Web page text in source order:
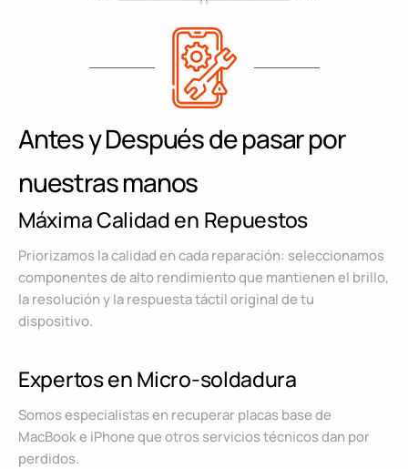
Antes y Después de pasar por
nuestras manos
Máxima Calidad en Repuestos
Priorizamos la calidad en cada reparación: seleccionamos
componentes de alto rendimiento que mantienen el brillo,
la resolución y la respuesta táctil original de tu
dispositivo.
Expertos en Micro-soldadura
Somos especialistas en recuperar placas base de
MacBook e iPhone que otros servicios técnicos dan por
perdidos.